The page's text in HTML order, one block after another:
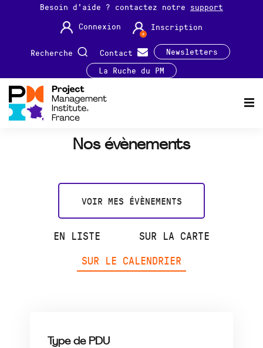
Besoin d'aide ? contactez notre support
Connexion
Inscription
Recherche Contact
Newsletters
La Ruche du PM
Nos évènements
VOIR MES ÉVÈNEMENTS
EN LISTE
SUR LA CARTE
SUR LE CALENDRIER
Type de PDU